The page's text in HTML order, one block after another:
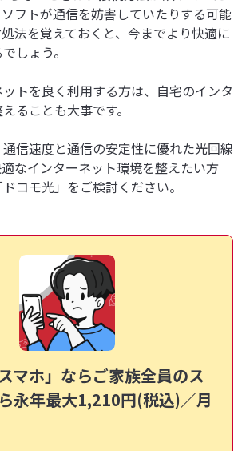
フトが通信を妨害していたりする可能
法を覚えておくと、今までより快適に
しょう。
トを良く利用する方は、自宅のインタ
ることも大事です。
通信速度と通信の安定性に優れた光回線
なインターネット環境を整えたい方
コモ光」をご検討ください。
マホ」ならご家族全員のス
永年最大1,210円(税込)／月